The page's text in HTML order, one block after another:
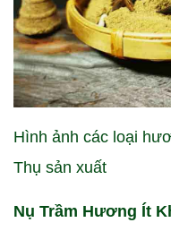
Hình ảnh các loại
Thụ sản xuất
Nụ Trầm Hương Ít